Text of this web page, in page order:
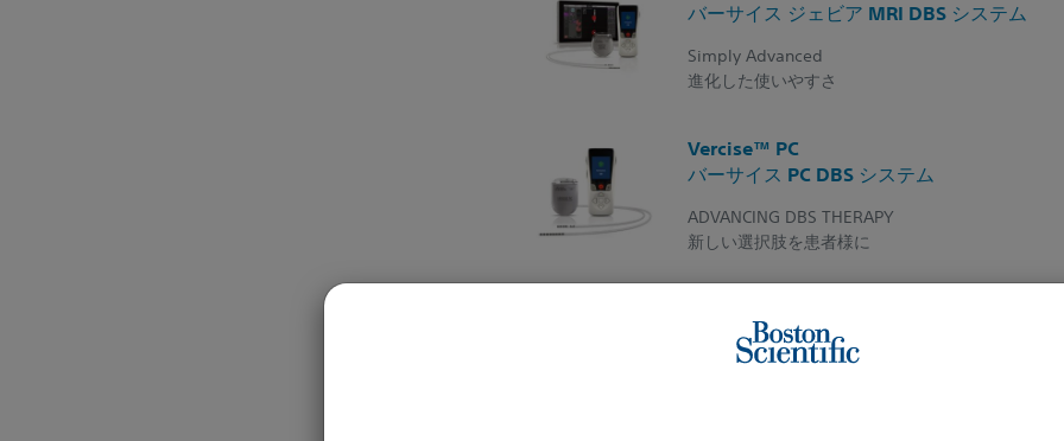
バーサイス ジェビア MRI DBS システム
Simply Advanced
進化した使いやすさ
Vercise™ PC
バーサイス PC DBS システム
ADVANCING DBS THERAPY
新しい選択肢を患者様に
ディレクショナルリード